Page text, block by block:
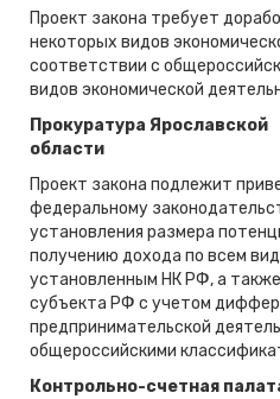
Проект закона требует
некоторых видов
соответствии с
видов экономической
Прокуратура Ярославской
области
Проект закона подлежит
федеральному
установления размера
получению дохода по всем
установленным НК РФ, а
субъекта РФ с учетом
предпринимательской
общероссийскими
Контрольно-счетная